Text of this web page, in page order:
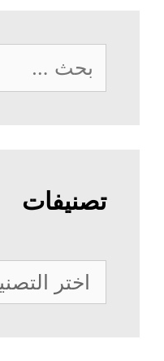
عن:
تصنيفات
تصنيفات